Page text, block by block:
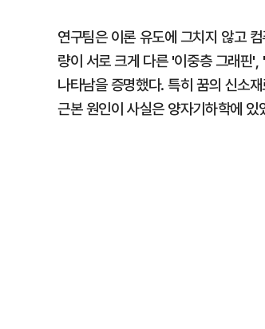
연구팀은 이론 유도에 그치지 않고
량이 서로 크게 다른 '이중층 그래핀
나타남을 증명했다. 특히 꿈의 신소
근본 원인이 사실은 양자기하학에